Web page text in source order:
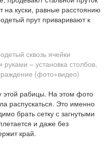
куски, равные расстоянию
прут приваривают к
сквозь ячейки
этой рабицы. На этом фото
распускаться. Это именно
брать сетку с загнутыми
и даже без
край.